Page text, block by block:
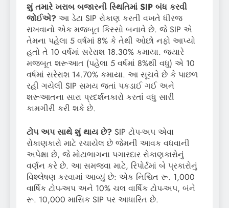
શું તમારે ખરાબ બજારની સ્થિતિમાં SIP બંધ કરવી
જોઈએ? આ ડેટા SIP રોકાણ કરતી વખતે ધીરજ
રાખવાનો એક મજબૂત કિસ્સો બનાવે છે. જે SIP એ
તેમના પહેલા 5 વર્ષમાં 8% કે તેથી ઓછો નફો આપ્યો
હતો તે 10 વર્ષમાં સરેરાશ 18.30% કમાયા. જ્યારે
મજબૂત શરૂઆત (પહેલા 5 વર્ષમાં 8%થી વધુ) એ 10
વર્ષમાં સરેરાશ 14.70% કમાયા. આ સૂચવે છે કે પાછળ
રહી ગયેલી SIP સમય જતાં પકડાઈ ગઈ અને
શરૂઆતના સારા પ્રદર્શનકારો કરતાં વધુ સારી
કામગીરી કરી શકે છે.
ટોપ અપ સાથે શું થાય છે? SIP ટોપ-અપ એવા
રોકાણકારો માટે રચાયેલ છે જેમની આવક વધવાની
અપેક્ષા છે, જે મોટાભાગના પગારદાર રોકાણકારોનું
વર્ણન કરે છે. આ સમજવા માટે, રિપોર્ટમાં બે પ્રકારોનું
વિશ્લેષણ કરવામાં આવ્યું છે: એક નિશ્ચિત રૂ. 1,000
વાર્ષિક ટોપ-અપ અને 10% ચલ વાર્ષિક ટોપ-અપ, બંને
રૂ. 10,000 માસિક SIP પર આધારિત છે.